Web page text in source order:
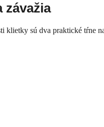
závažia
klietky sú dva praktické tŕne